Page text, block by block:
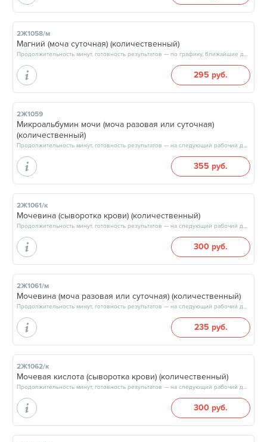
2Ж1058/м
Магний (моча суточная) (количественный)
Продолжительность минут, готовность результатов — по графику, ближайшие даты: 11.08.26, 14.08.26, 18.08.26, 21.08.26, результат на следующий рабочий день, после 15:00
295 руб.
2Ж1059
Микроальбумин мочи (моча разовая или суточная)
(количественный)
Продолжительность минут, готовность результатов — на следующий рабочий день, после 15:00
355 руб.
2Ж1061/к
Мочевина (сыворотка крови) (количественный)
Продолжительность минут, готовность результатов — на следующий рабочий день, после 15:00
300 руб.
2Ж1061/м
Мочевина (моча разовая или суточная) (количественный)
Продолжительность минут, готовность результатов — на следующий рабочий день
235 руб.
2Ж1062/к
Мочевая кислота (сыворотка крови) (количественный)
Продолжительность минут, готовность результатов — на следующий рабочий день, после 15:00
300 руб.